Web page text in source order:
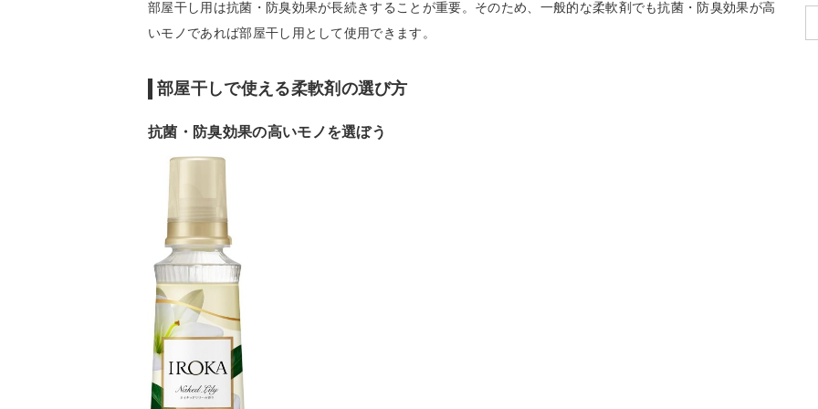
部屋干し用は抗菌・防臭効果が長続きすることが重要。そのため、一般的な柔軟剤でも抗菌・防臭効果が高
いモノであれば部屋干し用として使用できます。
部屋干しで使える柔軟剤の選び方
抗菌・防臭効果の高いモノを選ぼう